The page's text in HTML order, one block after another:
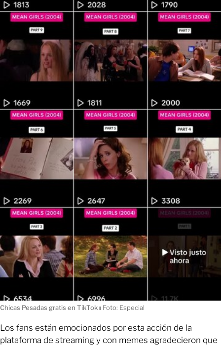
Chicas Pesadas gratis en TikTokı Foto: Especial
Los fans están emocionados por esta acción de la
plataforma de streaming y con memes agradecieron que